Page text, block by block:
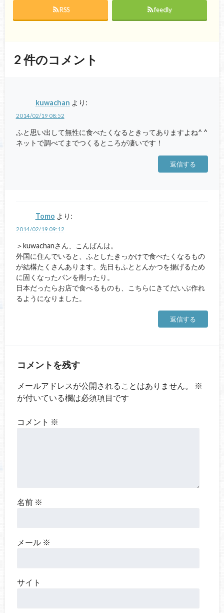
RSS feedly
2件のコメント
kuwachan より:
2014/02/19 08:52
ふと思い出して無性に食べたくなるときってありますよね^ ^
ネットで調べてまでつくるところが凄いです！
返信する
Tomo より:
2014/02/19 09:12
＞kuwachanさん、こんばんは。
外国に住んでいると、ふとしたきっかけで食べたくなるもの
が結構たくさんあります。先日もふととんかつを揚げるため
に固くなったパンを削ったり。
日本だったらお店で食べるものも、こちらにきてだいぶ作れ
るようになりました。
返信する
コメントを残す
メールアドレスが公開されることはありません。
※
が付いている欄は必須項目です
コメント ※
名前 ※
メール ※
サイト